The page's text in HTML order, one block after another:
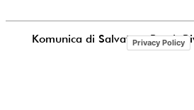
Komunica di Salvatore Puccia
Privacy Policy